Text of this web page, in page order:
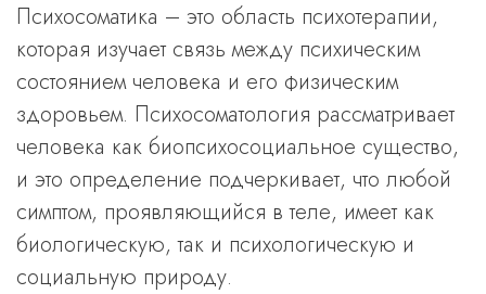
Психосоматика – это область психотерапии,
которая изучает связь между психическим
состоянием человека и его физическим
здоровьем. Психосоматология рассматривает
человека как биопсихосоциальное существо,
и это определение подчеркивает, что любой
симптом, проявляющийся в теле, имеет как
биологическую, так и психологическую и
социальную природу.